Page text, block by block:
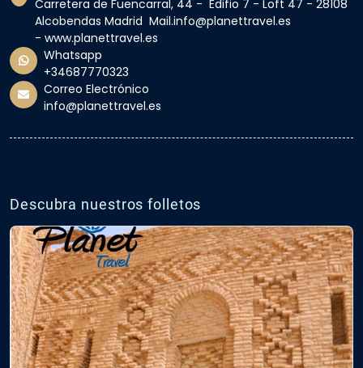
Carretera de Fuencarral, 44 - Edifio 7 - Loft 47 - 28108
Alcobendas Madrid Mail.info@planettravel.es
- www.planettravel.es
Whatsapp
+34687770323
Correo Electrónico
info@planettravel.es
Descubra nuestros folletos